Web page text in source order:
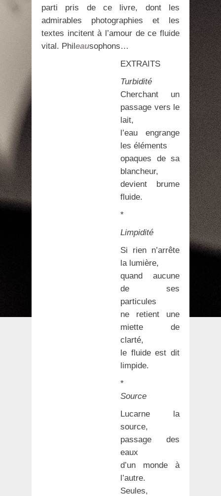
parti pris de ce livre, dont les
admirables photographies et les
textes incitent à l’amour de ce fluide
vital. Phileausophons…
EXTRAITS
Turbidité
Cherchant un
passage vers le
lait,
l’eau engrange
les éléments
opaques de sa
blancheur,
devient brume
fluide.
*
Limpidité
Si rien n’arrête
la lumière,
quand aucune
de ses
particules
ne retient une
miette de
clarté,
le fluide est dit
limpide.
*
Source
Lucarne la
source,
passage des
eaux
d’un monde à
l’autre.
Seules,